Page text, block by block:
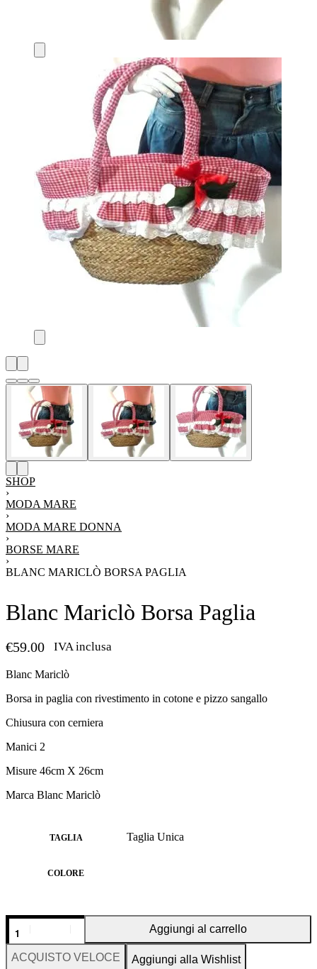
SHOP
›
MODA MARE
›
MODA MARE DONNA
›
BORSE MARE
›
BLANC MARICLÒ BORSA PAGLIA
Blanc Mariclò Borsa Paglia
€59.00 IVA inclusa
Blanc Mariclò
Borsa in paglia con rivestimento in cotone e pizzo sangallo
Chiusura con cerniera
Manici 2
Misure 46cm X 26cm
Marca Blanc Mariclò
TAGLIA Taglia Unica
COLORE
Blanc
Mariclò
Borsa
Paglia
Aggiungi al carrello
ACQUISTO VELOCE Aggiungi alla Wishlist